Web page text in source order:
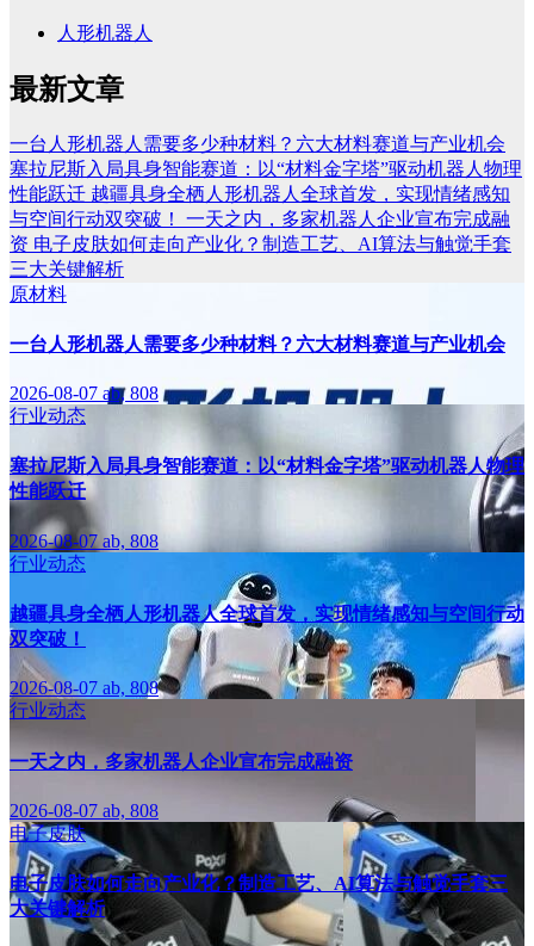
人形机器人
最新文章
一台人形机器人需要多少种材料？六大材料赛道与产业机会
塞拉尼斯入局具身智能赛道：以“材料金字塔”驱动机器人物理
性能跃迁 越疆具身全栖人形机器人全球首发，实现情绪感知
与空间行动双突破！
一天之内，多家机器人企业宣布完成融
资 电子皮肤如何走向产业化？制造工艺、AI算法与触觉手套
三大关键解析
原材料
一台人形机器人需要多少种材料？六大材料赛道与产业机会
2026-08-07 ab, 808
行业动态
塞拉尼斯入局具身智能赛道：以“材料金字塔”驱动机器人物理
性能跃迁
2026-08-07 ab, 808
行业动态
越疆具身全栖人形机器人全球首发，实现情绪感知与空间行动
双突破！
2026-08-07 ab, 808
行业动态
一天之内，多家机器人企业宣布完成融资
2026-08-07 ab, 808
电子皮肤
电子皮肤如何走向产业化？制造工艺、AI算法与触觉手套三
大关键解析